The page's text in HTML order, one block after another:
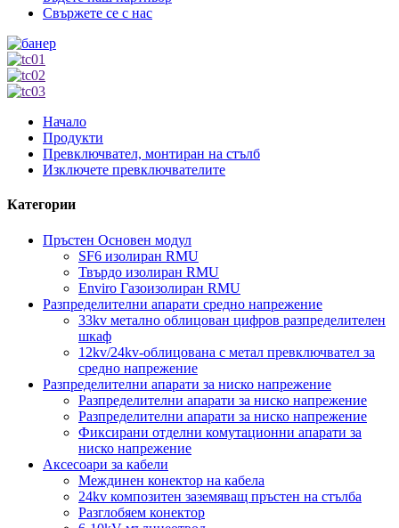
Свържете се с нас
Начало
Продукти
Превключвател, монтиран на стълб
Изключете превключвателите
Категории
Пръстен Основен модул
SF6 изолиран RMU
Твърдо изолиран RMU
Enviro Газоизолиран RMU
Разпределителни апарати средно напрежение
33kv метално облицован цифров разпределителен
шкаф
12kv/24kv-облицована с метал превключвател за
средно напрежение
Разпределителни апарати за ниско напрежение
Разпределителни апарати за ниско напрежение
Разпределителни апарати за ниско напрежение
Фиксирани отделни комутационни апарати за
ниско напрежение
Аксесоари за кабели
Междинен конектор на кабела
24kv композитен заземяващ пръстен на стълба
Разглобяем конектор